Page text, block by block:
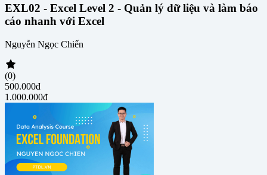
EXL02 - Excel Level 2 - Quản lý dữ liệu và làm báo
cáo nhanh với Excel
Nguyễn Ngọc Chiến
(0)
500.000đ
1.000.000đ